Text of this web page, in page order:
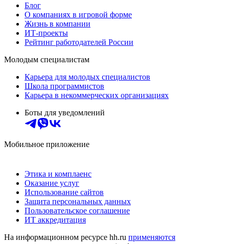
Блог
О компаниях в игровой форме
Жизнь в компании
ИТ-проекты
Рейтинг работодателей России
Молодым специалистам
Карьера для молодых специалистов
Школа программистов
Карьера в некоммерческих организациях
Боты для уведомлений
Мобильное приложение
Этика и комплаенс
Оказание услуг
Использование сайтов
Защита персональных данных
Пользовательское соглашение
ИТ аккредитация
На информационном ресурсе hh.ru применяются